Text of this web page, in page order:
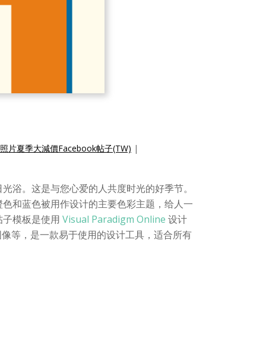
片夏季大減價Facebook帖子(TW) |
浴。这是与您心爱的人共度时光的好季节。
和蓝色被用作设计的主要色彩主题，给人一​​
模板是使用 Visual Paradigm Online 设计
等，是一款易于使用的设计工具，适合所有